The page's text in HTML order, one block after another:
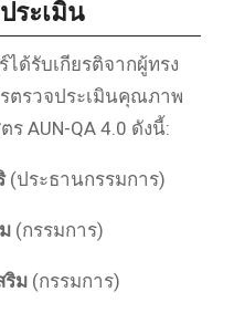
ระเมิน
ด้รับเกียรติจากผู้ทรง
รวจประเมินคุณภาพ
AUN-QA 4.0 ดังนี้:
(ประธานกรรมการ)
(กรรมการ)
ริม (กรรมการ)